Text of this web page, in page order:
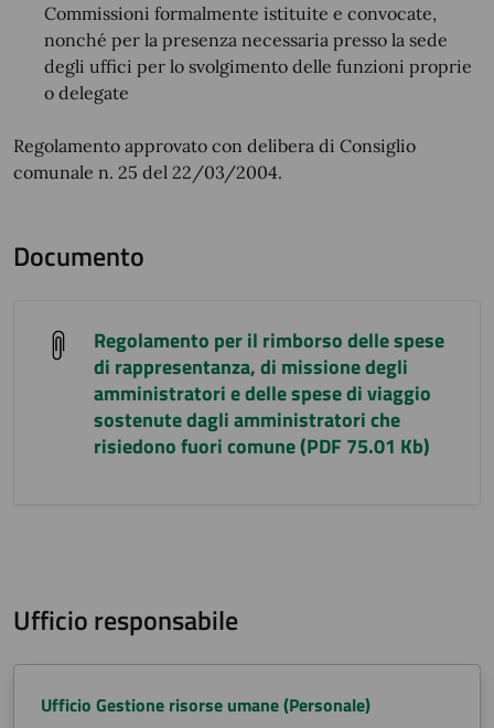
Commissioni formalmente istituite e convocate,
nonché per la presenza necessaria presso la sede
degli uffici per lo svolgimento delle funzioni proprie
o delegate
Regolamento approvato con delibera di Consiglio
comunale n. 25 del 22/03/2004.
Documento
Regolamento per il rimborso delle spese
di rappresentanza, di missione degli
amministratori e delle spese di viaggio
sostenute dagli amministratori che
risiedono fuori comune (PDF 75.01 Kb)
Ufficio responsabile
Ufficio Gestione risorse umane (Personale)